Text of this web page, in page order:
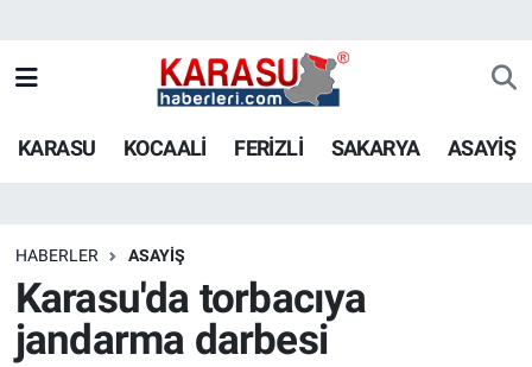
KARASU KOCAALİ FERİZLİ SAKARYA ASAYİŞ
HABERLER ASAYİŞ
Karasu'da torbacıya
jandarma darbesi